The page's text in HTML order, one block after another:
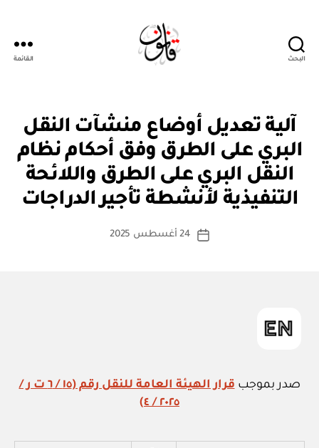
البحث القائمة
التصنيفات
م
آلية تعديل أوضاع منشآت النقل
البري على الطرق وفق أحكام نظام
النقل البري على الطرق واللائحة
التنفيذية لأنشطة تأجير الدراجات
كاتب
بو
ا
س
ة
تاريخ
24 أغسطس 2025
صدر بموجب
قرار الهيئة العامة للنقل رقم (١٥ / ٦ ت ر /
٢٠٢٥ / ٤)